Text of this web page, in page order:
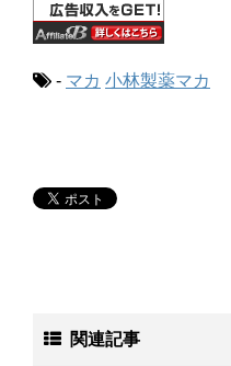
- マカ 小林製薬マカ
関連記事